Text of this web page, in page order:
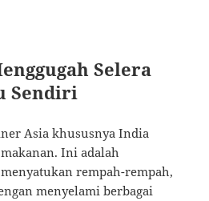
Selera
Sendiri
Asia khususnya India
Ini adalah
rempah-rempah,
menyelami berbagai